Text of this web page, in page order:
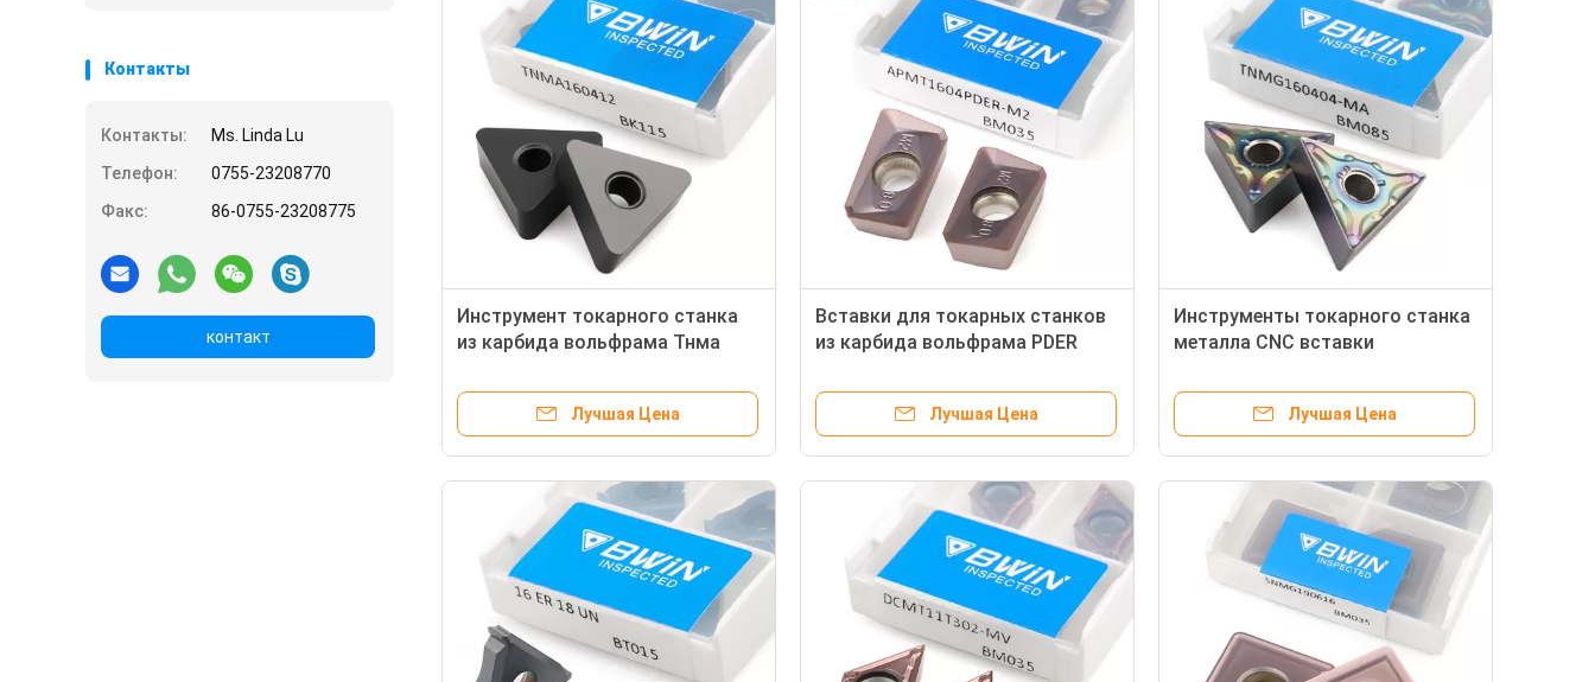
Контакты
Контакты:
Ms. Linda Lu
Телефон:
0755-23208770
Факс:
86-0755-23208775
контакт
Инструмент токарного станка
из карбида вольфрама Тнма
высокое покрытое ПВД финиша
Лучшая Цена
Вставки для токарных станков
из карбида вольфрама PDER
Лучшая Цена
Инструменты токарного станка
металла CNC вставки
TNMG 160404 Stenless
поворачиваяЛучшая Цена